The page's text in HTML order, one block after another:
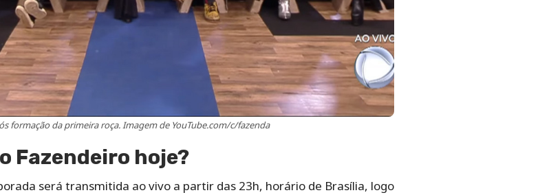
formação da primeira roça. Imagem de YouTube.com/c/fazenda
Fazendeiro hoje?
será transmitida ao vivo a partir das 23h, horário de Brasília, logo